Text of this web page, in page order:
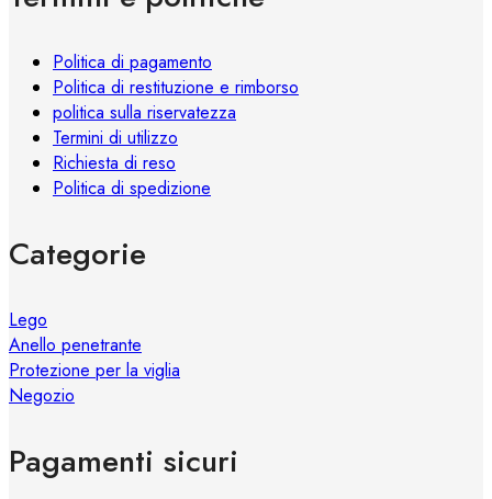
del
prodotto
Politica di pagamento
Politica di restituzione e rimborso
politica sulla riservatezza
Termini di utilizzo
Richiesta di reso
Politica di spedizione
Categorie
Lego
Anello penetrante
Protezione per la viglia
Negozio
Pagamenti sicuri